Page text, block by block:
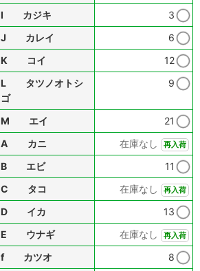
I カジキ
3
J カレイ
6
K コイ
12
L タツノオトシ
ゴ
9
M エイ 21
A カニ 在庫なし 再入荷
B エビ
11
C タコ
在庫なし 再入荷
D イカ
13
E ウナギ
在庫なし 再入荷
f カツオ
8